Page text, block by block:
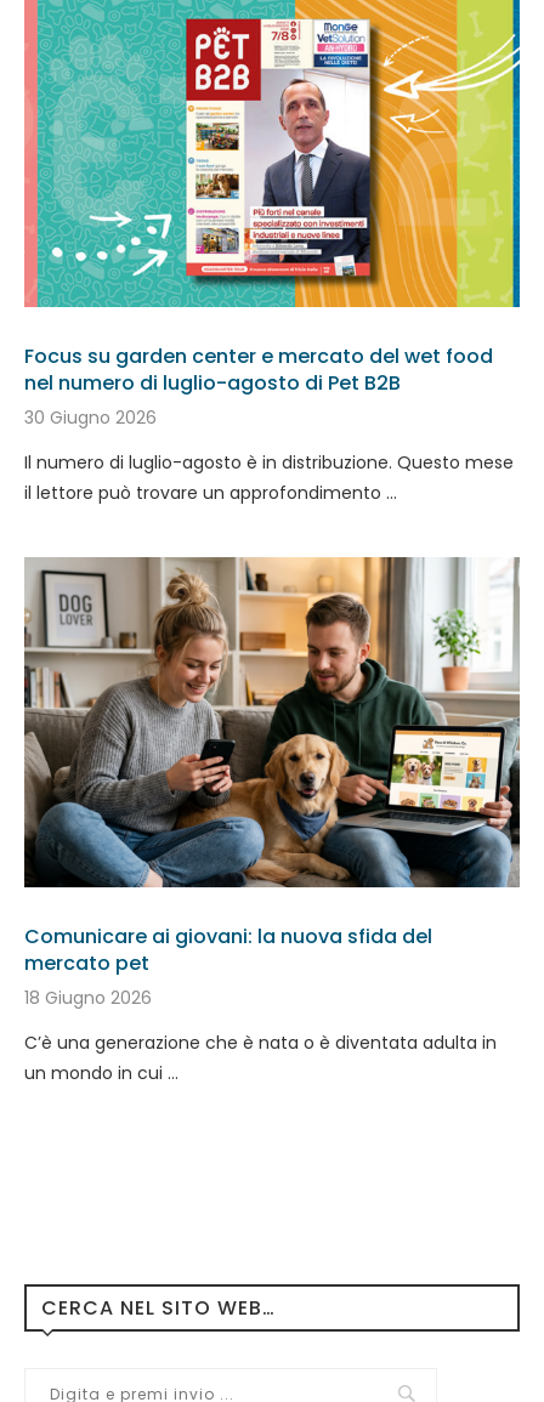
Focus su garden center e mercato del wet food
nel numero di luglio-agosto di Pet B2B
30 Giugno 2026
Il numero di luglio-agosto è in distribuzione. Questo mese
il lettore può trovare un approfondimento …
Comunicare ai giovani: la nuova sfida del
mercato pet
18 Giugno 2026
C’è una generazione che è nata o è diventata adulta in
un mondo in cui …
CERCA NEL SITO WEB…